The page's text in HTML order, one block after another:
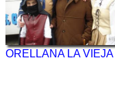
ORELLANA LA VIEJA